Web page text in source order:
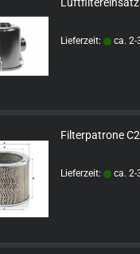
Lieferzeit: ca. 2-
Filterpatrone
Lieferzeit: ca. 2-